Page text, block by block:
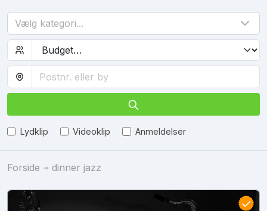
Vælg kategori...
Lydklip Videoklip Anmeldelser
Forside dinner jazz